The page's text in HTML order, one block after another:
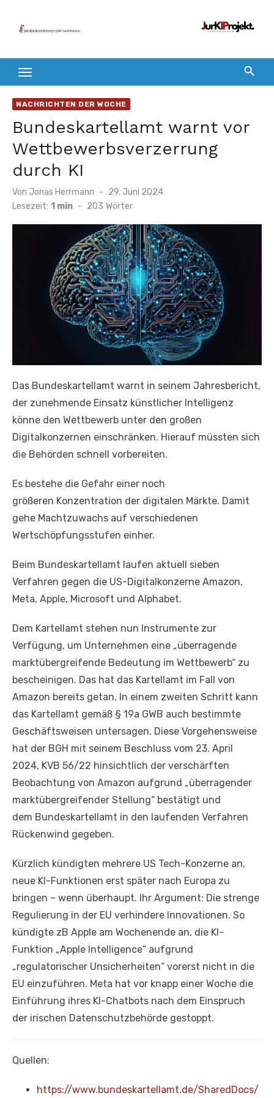
Inhalt
NACHRICHTEN DER WOCHE
Bundeskartellamt warnt vor
Wettbewerbsverzerrung
durch KI
Von Jonas Herrmann
Veröffentlicht
am
29. Juni 2024
Lesezeit: 1 min - 203 Wörter
Das Bundeskartellamt warnt in seinem Jahresbericht,
der zunehmende Einsatz künstlicher Intelligenz
könne den Wettbewerb unter den großen
Digitalkonzernen einschränken. Hierauf müssten sich
die Behörden schnell vorbereiten.
Es bestehe die Gefahr einer noch
größeren Konzentration der digitalen Märkte. Damit
gehe Machtzuwachs auf verschiedenen
Wertschöpfungsstufen einher.
Beim Bundeskartellamt laufen aktuell sieben
Verfahren gegen die US-Digitalkonzerne Amazon,
Meta, Apple, Microsoft und Alphabet.
Dem Kartellamt stehen nun Instrumente zur
Verfügung, um Unternehmen eine „überragende
marktübergreifende Bedeutung im Wettbewerb“ zu
bescheinigen. Das hat das Kartellamt im Fall von
Amazon bereits getan. In einem zweiten Schritt kann
das Kartellamt gemäß § 19a GWB auch bestimmte
Geschäftsweisen untersagen. Diese Vorgehensweise
hat der BGH mit seinem Beschluss vom 23. April
2024, KVB 56/22 hinsichtlich der verschärften
Beobachtung von Amazon aufgrund „überragender
marktübergreifender Stellung“ bestätigt und
dem Bundeskartellamt in den laufenden Verfahren
Rückenwind gegeben.
Kürzlich kündigten mehrere US Tech-Konzerne an,
neue KI-Funktionen erst später nach Europa zu
bringen – wenn überhaupt. Ihr Argument: Die strenge
Regulierung in der EU verhindere Innovationen. So
kündigte zB Apple am Wochenende an, die KI-
Funktion „Apple Intelligence“ aufgrund
„regulatorischer Unsicherheiten“ vorerst nicht in die
EU einzuführen. Meta hat vor knapp einer Woche die
Einführung ihres KI-Chatbots nach dem Einspruch
der irischen Datenschutzbehörde gestoppt.
Quellen:
https://www.bundeskartellamt.de/SharedDocs/